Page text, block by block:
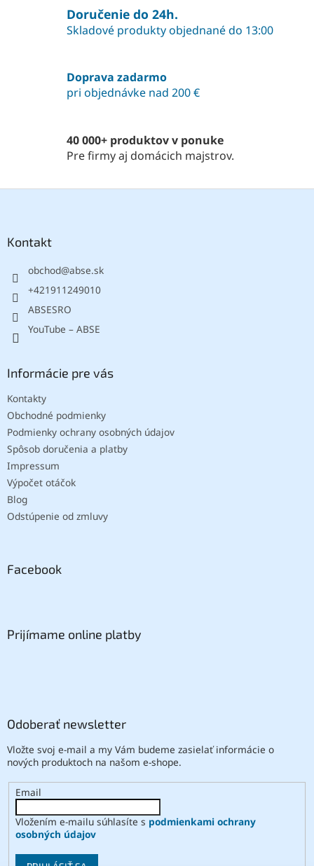
á
d
a
e
p
y
v
p
Doručenie do 24h.
Skladové produkty objednané do 13:00
Doprava zadarmo
pri objednávke nad 200 €
40 000+ produktov v ponuke
Pre firmy aj domácich majstrov.
Kontakt
obchod@abse.sk
+421911249010
ABSESRO
YouTube – ABSE
Informácie pre vás
Kontakty
Obchodné podmienky
Podmienky ochrany osobných údajov
Spôsob doručenia a platby
Impressum
Výpočet otáčok
Blog
Odstúpenie od zmluvy
Facebook
Prijímame online platby
Odoberať newsletter
Vložte svoj e-mail a my Vám budeme zasielať informácie o
nových produktoch na našom e-shope.
Email
Vložením e-mailu súhlasíte s podmienkami ochrany
osobných údajov